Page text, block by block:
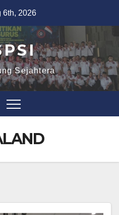
6th, 2026
P S I
Sejahtera